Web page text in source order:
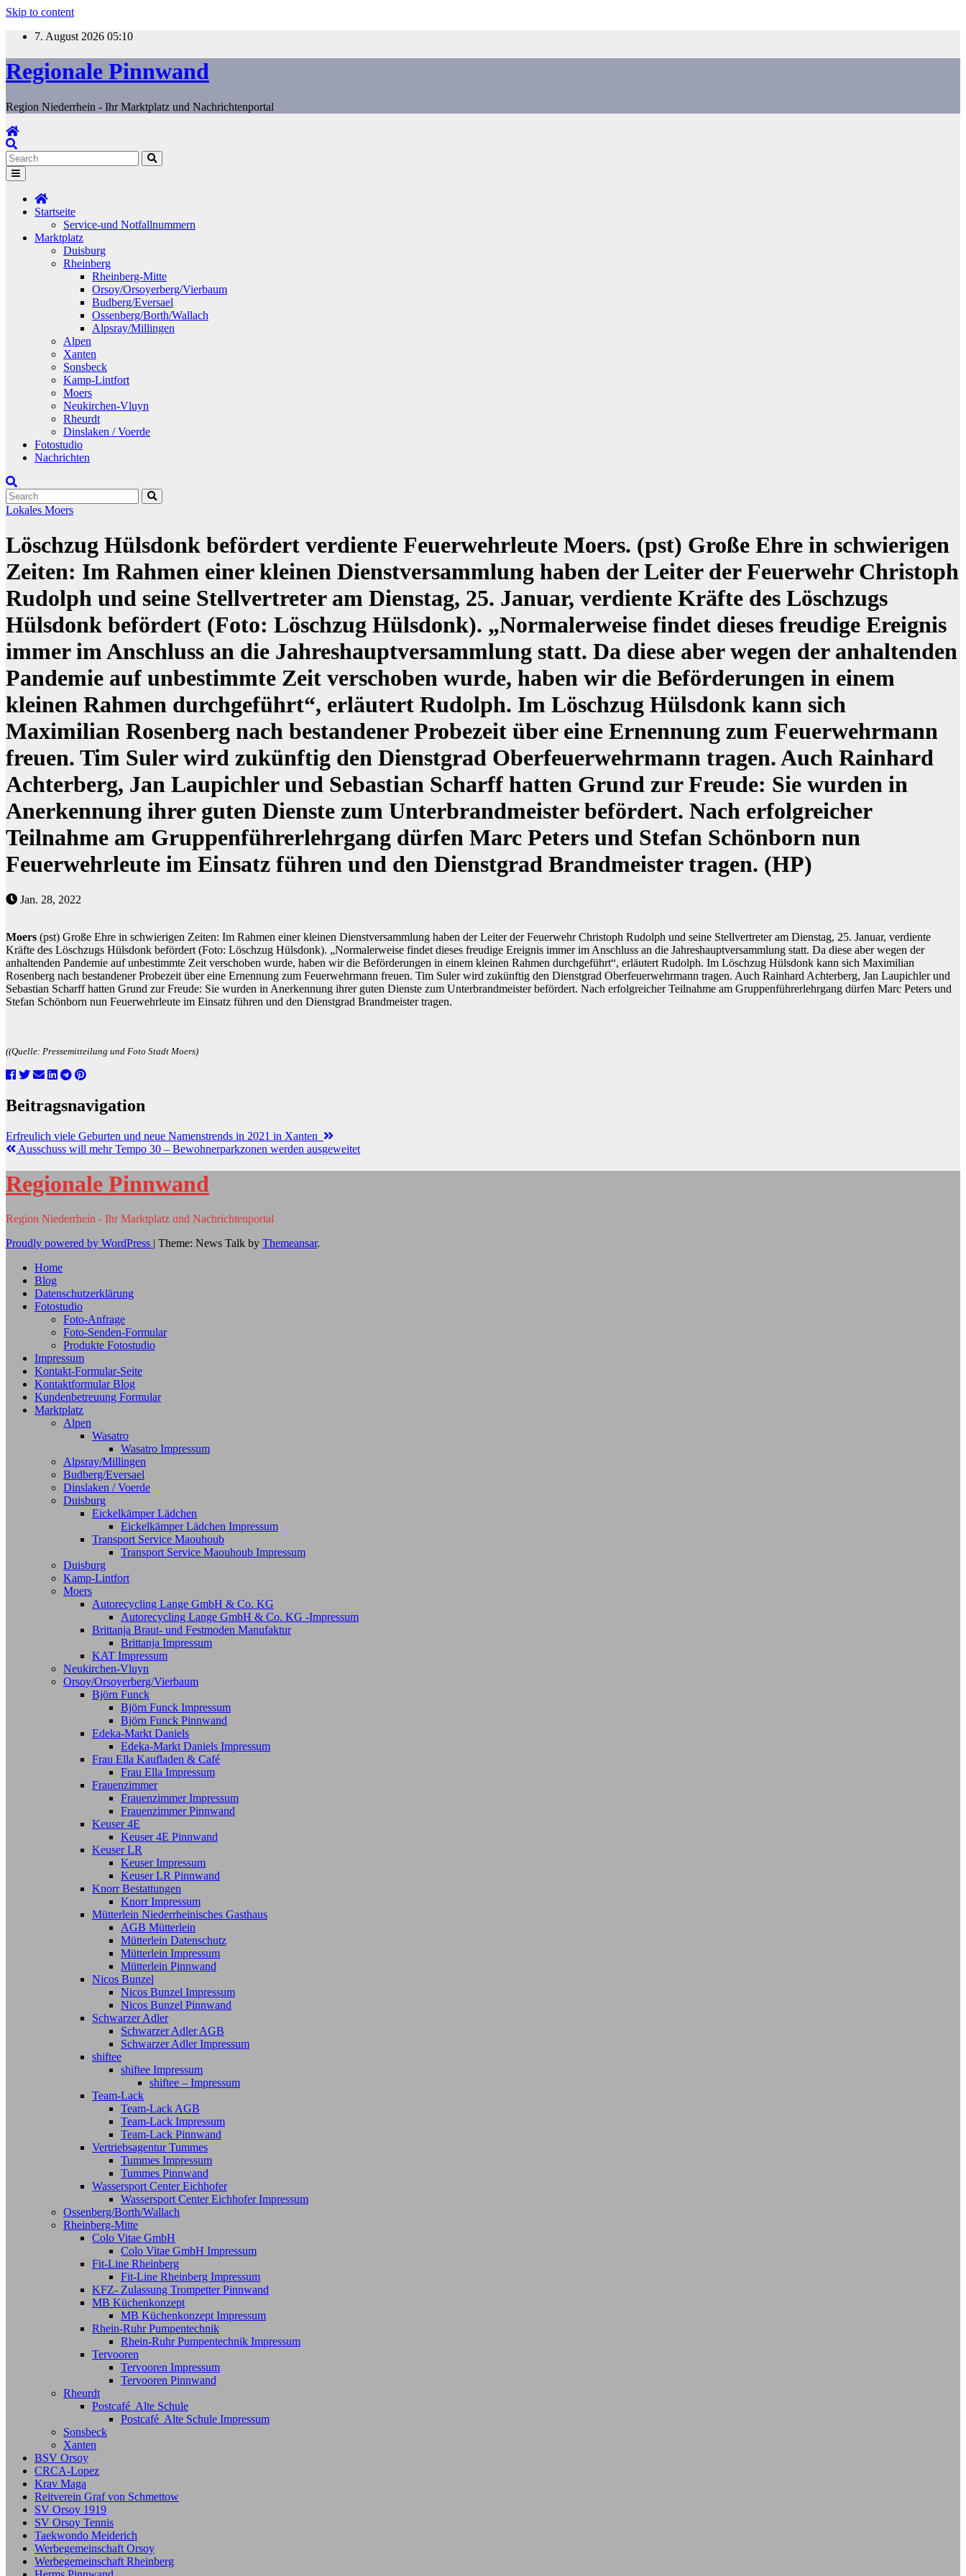
Skip to content
7. August 2026 05:10
Regionale Pinnwand
Region Niederrhein - Ihr Marktplatz und Nachrichtenportal
Startseite
Service-und Notfallnummern
Marktplatz
Duisburg
Rheinberg
Rheinberg-Mitte
Orsoy/Orsoyerberg/Vierbaum
Budberg/Eversael
Ossenberg/Borth/Wallach
Alpsray/Millingen
Alpen
Xanten
Sonsbeck
Kamp-Lintfort
Moers
Neukirchen-Vluyn
Rheurdt
Dinslaken / Voerde
Fotostudio
Nachrichten
Lokales Moers
Löschzug Hülsdonk befördert verdiente Feuerwehrleute Moers. (pst) Große Ehre in schwierigen
Zeiten: Im Rahmen einer kleinen Dienstversammlung haben der Leiter der Feuerwehr Christoph
Rudolph und seine Stellvertreter am Dienstag, 25. Januar, verdiente Kräfte des Löschzugs
Hülsdonk befördert (Foto: Löschzug Hülsdonk). „Normalerweise findet dieses freudige Ereignis
immer im Anschluss an die Jahreshauptversammlung statt. Da diese aber wegen der anhaltenden
Pandemie auf unbestimmte Zeit verschoben wurde, haben wir die Beförderungen in einem
kleinen Rahmen durchgeführt“, erläutert Rudolph. Im Löschzug Hülsdonk kann sich
Maximilian Rosenberg nach bestandener Probezeit über eine Ernennung zum Feuerwehrmann
freuen. Tim Suler wird zukünftig den Dienstgrad Oberfeuerwehrmann tragen. Auch Rainhard
Achterberg, Jan Laupichler und Sebastian Scharff hatten Grund zur Freude: Sie wurden in
Anerkennung ihrer guten Dienste zum Unterbrandmeister befördert. Nach erfolgreicher
Teilnahme am Gruppenführerlehrgang dürfen Marc Peters und Stefan Schönborn nun
Feuerwehrleute im Einsatz führen und den Dienstgrad Brandmeister tragen. (HP)
Jan. 28, 2022
Moers (pst) Große Ehre in schwierigen Zeiten: Im Rahmen einer kleinen Dienstversammlung haben der Leiter der Feuerwehr Christoph Rudolph und seine Stellvertreter am Dienstag, 25. Januar, verdiente
Kräfte des Löschzugs Hülsdonk befördert (Foto: Löschzug Hülsdonk). „Normalerweise findet dieses freudige Ereignis immer im Anschluss an die Jahreshauptversammlung statt. Da diese aber wegen der
anhaltenden Pandemie auf unbestimmte Zeit verschoben wurde, haben wir die Beförderungen in einem kleinen Rahmen durchgeführt“, erläutert Rudolph. Im Löschzug Hülsdonk kann sich Maximilian
Rosenberg nach bestandener Probezeit über eine Ernennung zum Feuerwehrmann freuen. Tim Suler wird zukünftig den Dienstgrad Oberfeuerwehrmann tragen. Auch Rainhard Achterberg, Jan Laupichler und
Sebastian Scharff hatten Grund zur Freude: Sie wurden in Anerkennung ihrer guten Dienste zum Unterbrandmeister befördert. Nach erfolgreicher Teilnahme am Gruppenführerlehrgang dürfen Marc Peters und
Stefan Schönborn nun Feuerwehrleute im Einsatz führen und den Dienstgrad Brandmeister tragen.
((Quelle: Pressemitteilung und Foto Stadt Moers)
Beitragsnavigation
Erfreulich viele Geburten und neue Namenstrends in 2021 in Xanten
Ausschuss will mehr Tempo 30 – Bewohnerparkzonen werden ausgeweitet
Regionale Pinnwand
Region Niederrhein - Ihr Marktplatz und Nachrichtenportal
Proudly powered by WordPress | Theme: News Talk by Themeansar.
Home
Blog
Datenschutzerklärung
Fotostudio
Foto-Anfrage
Foto-Senden-Formular
Produkte Fotostudio
Impressum
Kontakt-Formular-Seite
Kontaktformular Blog
Kundenbetreuung Formular
Marktplatz
Alpen
Wasatro
Wasatro Impressum
Alpsray/Millingen
Budberg/Eversael
Dinslaken / Voerde
Duisburg
Eickelkämper Lädchen
Eickelkämper Lädchen Impressum
Transport Service Maouhoub
Transport Service Maouhoub Impressum
Duisburg
Kamp-Lintfort
Moers
Autorecycling Lange GmbH & Co. KG
Autorecycling Lange GmbH & Co. KG -Impressum
Brittanja Braut- und Festmoden Manufaktur
Brittanja Impressum
KAT Impressum
Neukirchen-Vluyn
Orsoy/Orsoyerberg/Vierbaum
Björn Funck
Björn Funck Impressum
Björn Funck Pinnwand
Edeka-Markt Daniels
Edeka-Markt Daniels Impressum
Frau Ella Kaufladen & Café
Frau Ella Impressum
Frauenzimmer
Frauenzimmer Impressum
Frauenzimmer Pinnwand
Keuser 4E
Keuser 4E Pinnwand
Keuser LR
Keuser Impressum
Keuser LR Pinnwand
Knorr Bestattungen
Knorr Impressum
Mütterlein Niederrheinisches Gasthaus
AGB Mütterlein
Mütterlein Datenschutz
Mütterlein Impressum
Mütterlein Pinnwand
Nicos Bunzel
Nicos Bunzel Impressum
Nicos Bunzel Pinnwand
Schwarzer Adler
Schwarzer Adler AGB
Schwarzer Adler Impressum
shiftee
shiftee Impressum
shiftee – Impressum
Team-Lack
Team-Lack AGB
Team-Lack Impressum
Team-Lack Pinnwand
Vertriebsagentur Tummes
Tummes Impressum
Tummes Pinnwand
Wassersport Center Eichhofer
Wassersport Center Eichhofer Impressum
Ossenberg/Borth/Wallach
Rheinberg-Mitte
Colo Vitae GmbH
Colo Vitae GmbH Impressum
Fit-Line Rheinberg
Fit-Line Rheinberg Impressum
KFZ- Zulassung Trompetter Pinnwand
MB Küchenkonzept
MB Küchenkonzept Impressum
Rhein-Ruhr Pumpentechnik
Rhein-Ruhr Pumpentechnik Impressum
Tervooren
Tervooren Impressum
Tervooren Pinnwand
Rheurdt
Postcafé Alte Schule
Postcafé Alte Schule Impressum
Sonsbeck
Xanten
BSV Orsoy
CRCA-Lopez
Krav Maga
Reitverein Graf von Schmettow
SV Orsoy 1919
SV Orsoy Tennis
Taekwondo Meiderich
Werbegemeinschaft Orsoy
Werbegemeinschaft Rheinberg